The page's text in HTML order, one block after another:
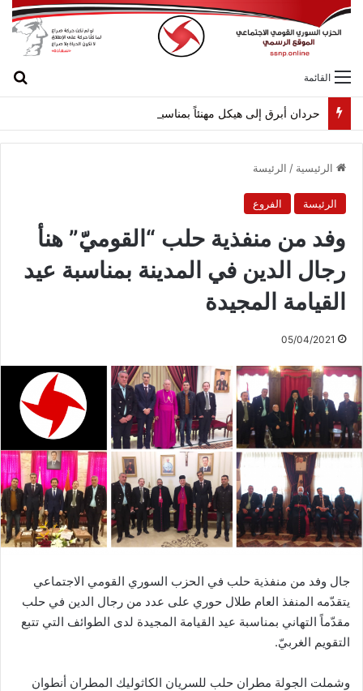
القائمة
حردان أبرق إلى هيكل مهنئاً بمناسبة عيد الجيش
الرئيسية / الرئيسة
الرئيسة الفروع
وفد من منفذية حلب “القوميّ” هنأ
رجال الدين في المدينة بمناسبة عيد
القيامة المجيدة
05/04/2021
جال وفد من منفذية حلب في الحزب السوري القومي الاجتماعي
يتقدّمه المنفذ العام طلال حوري على عدد من رجال الدين في حلب
مقدّماً التهاني بمناسبة عيد القيامة المجيدة لدى الطوائف التي تتبع
التقويم الغربيّ.
وشملت الجولة مطران حلب للسريان الكاثوليك المطران أنطوان